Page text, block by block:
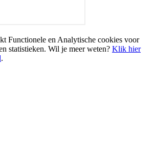
Functionele en Analytische cookies voor
statistieken. Wil je meer weten? Klik hier
.